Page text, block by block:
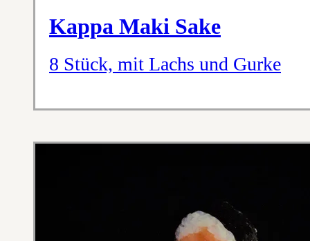
Kappa Maki Sake
8 Stück, mit Lachs und Gurke